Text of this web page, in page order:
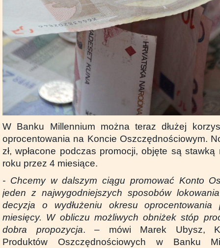
W Banku Millennium można teraz dłużej
oprocentowania na Koncie Oszczędnościowym.
zł, wpłacone podczas promocji, objęte są
roku przez 4 miesiące.
- Chcemy w dalszym ciągu promować Konto
jeden z najwygodniejszych sposobów
decyzja o wydłużeniu okresu
miesięcy. W obliczu możliwych obniżek stóp
dobra propozycja. – mówi Marek Ubysz,
Produktów Oszczędnościowych w Banku